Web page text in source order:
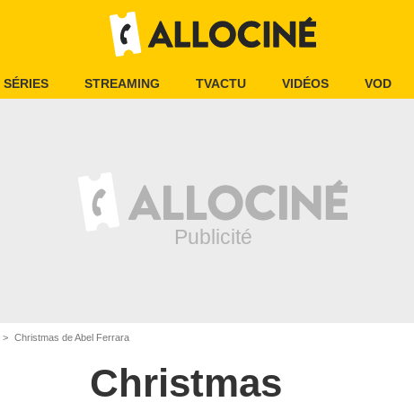
SÉRIES STREAMING TVACTU VIDÉOS VOD
Christmas de Abel Ferrara
Christmas